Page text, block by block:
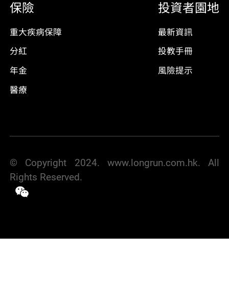
保險
重大疾病保障
分紅
年金
醫療
投資者園地
最新資訊
投教手冊
風險提示
© Copyright 2024. www.longrun.com.hk. All
Rights Reserved.